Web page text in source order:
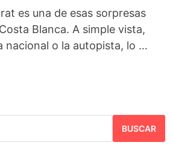
es una de esas sorpresas
Blanca. A simple vista,
nacional o la autopista, lo …
BUSCAR